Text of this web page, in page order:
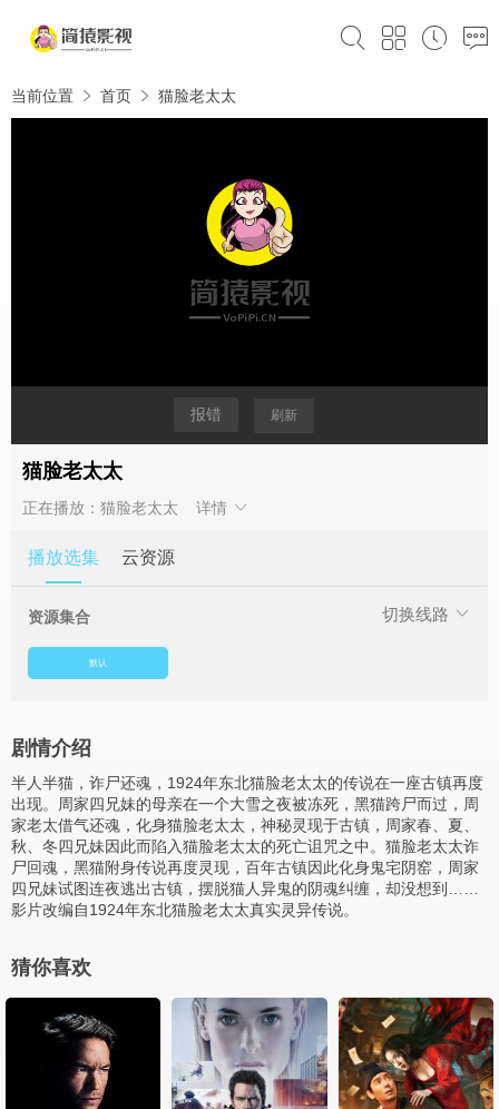
当前位置 首页 猫脸老太太
报错 刷新
猫脸老太太
正在播放：猫脸老太太 详情
播放选集 云资源
切换线路
资源集合
默认
剧情介绍
半人半猫，诈尸还魂，1924年东北猫脸老太太的传说在一座古镇再度
出现。周家四兄妹的母亲在一个大雪之夜被冻死，黑猫跨尸而过，周
家老太借气还魂，化身猫脸老太太，神秘灵现于古镇，周家春、夏、
秋、冬四兄妹因此而陷入猫脸老太太的死亡诅咒之中。猫脸老太太诈
尸回魂，黑猫附身传说再度灵现，百年古镇因此化身鬼宅阴窑，周家
四兄妹试图连夜逃出古镇，摆脱猫人异鬼的阴魂纠缠，却没想到……
影片改编自1924年东北猫脸老太太真实灵异传说。
猜你喜欢